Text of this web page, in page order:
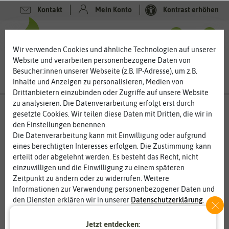
Kontakt Mein Konto Kontrast erhöhen
-80%
Wir verwenden Cookies und ähnliche Technologien auf unserer
Website und verarbeiten personenbezogene Daten von
Besucher:innen unserer Webseite (z.B. IP-Adresse), um z.B.
Inhalte und Anzeigen zu personalisieren, Medien von
Drittanbietern einzubinden oder Zugriffe auf unsere Website
zu analysieren. Die Datenverarbeitung erfolgt erst durch
gesetzte Cookies. Wir teilen diese Daten mit Dritten, die wir in
den Einstellungen benennen.
Die Datenverarbeitung kann mit Einwilligung oder aufgrund
eines berechtigten Interesses erfolgen. Die Zustimmung kann
erteilt oder abgelehnt werden. Es besteht das Recht, nicht
einzuwilligen und die Einwilligung zu einem späteren
Zeitpunkt zu ändern oder zu widerrufen. Weitere
Informationen zur Verwendung personenbezogener Daten und
den Diensten erklären wir in unserer Daten­schutz­erklärung.
Statistik
Jetzt entdecken: